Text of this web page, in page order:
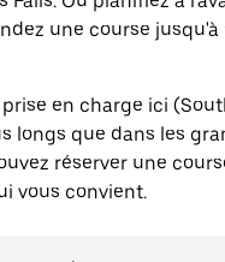
une course
en charge ici
longs que dans les
réserver une
vous convient.